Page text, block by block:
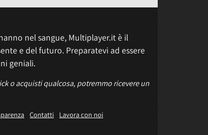
nel sangue, Multiplayer.it è il
e del futuro. Preparatevi ad essere
geniali.
o acquisti qualcosa, potremmo ricevere un
Contatti
Lavora con noi